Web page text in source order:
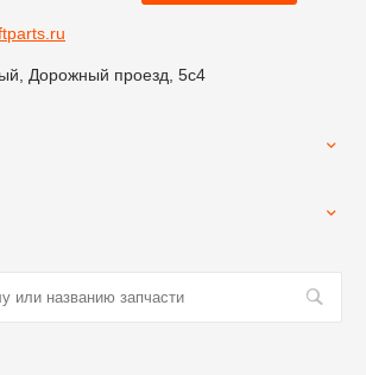
Дорожный проезд, 5с4